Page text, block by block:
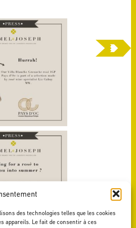
des technologies telles que les cookies
appareils. Le fait de consentir à ces